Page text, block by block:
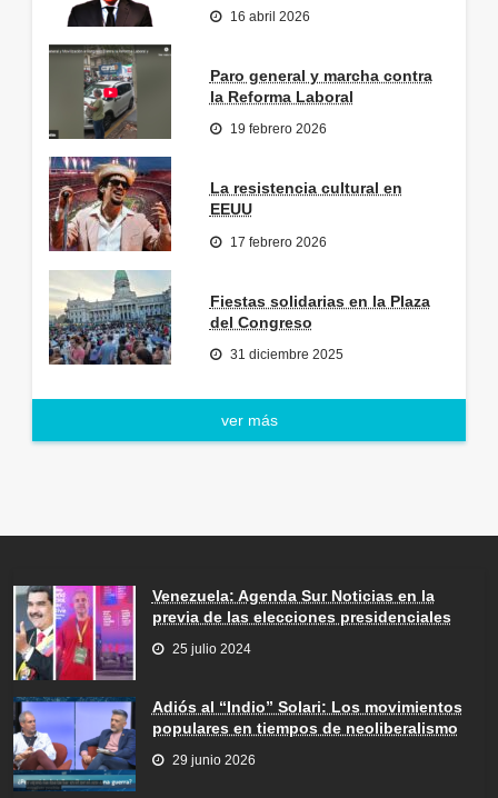
16 abril 2026
Paro general y marcha contra
la Reforma Laboral
19 febrero 2026
La resistencia cultural en
EEUU
17 febrero 2026
Fiestas solidarias en la Plaza
del Congreso
31 diciembre 2025
ver más
Venezuela: Agenda Sur Noticias en la
previa de las elecciones presidenciales
25 julio 2024
Adiós al “Indio” Solari: Los movimientos
populares en tiempos de neoliberalismo
29 junio 2026